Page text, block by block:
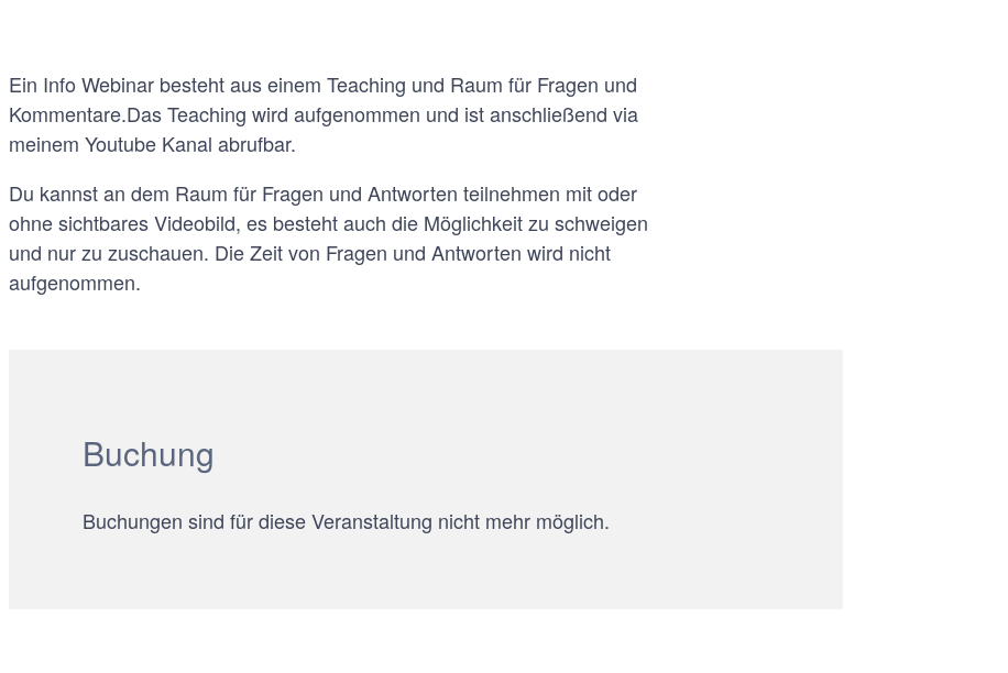
Ein Info Webinar besteht aus einem Teaching und Raum für Fragen und
Kommentare.Das Teaching wird aufgenommen und ist anschließend via
meinem Youtube Kanal abrufbar.
Du kannst an dem Raum für Fragen und Antworten teilnehmen mit oder
ohne sichtbares Videobild, es besteht auch die Möglichkeit zu schweigen
und nur zu zuschauen. Die Zeit von Fragen und Antworten wird nicht
aufgenommen.
Buchung
Buchungen sind für diese Veranstaltung nicht mehr möglich.